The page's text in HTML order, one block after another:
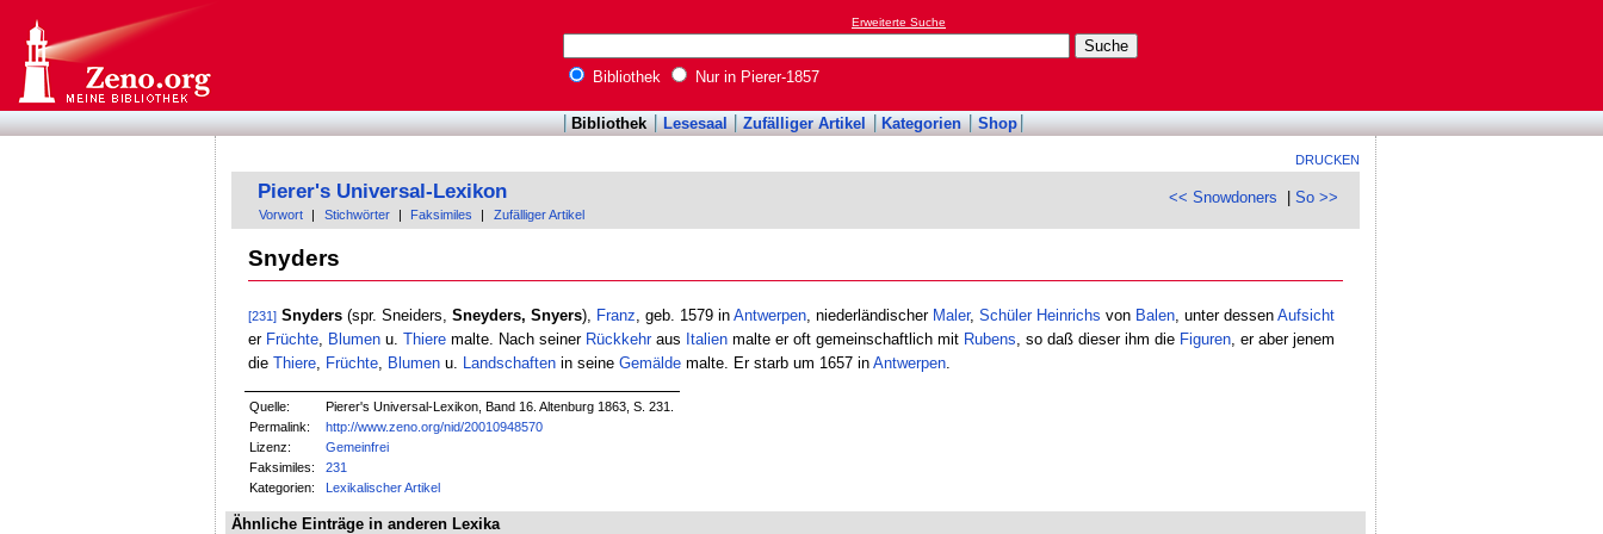
Erweiterte Suche
Bibliothek Nur in Pierer-1857
Bibliothek Lesesaal Zufälliger Artikel Kategorien Shop
DRUCKEN
<< Snowdoners |So >>
Pierer's Universal-Lexikon
Vorwort Stichwörter Faksimiles Zufälliger Artikel
Snyders
[231] Snyders(spr. Sneiders, Sneyders, Snyers), Franz , geb. 1579 in Antwerpen, niederländischer Maler, Schüler Heinrichs von Balen, unter dessen Aufsicht
er Früchte, Blumenu. Thieremalte. Nach seiner Rückkehraus Italienmalte er oft gemeinschaftlich mit Rubens , so daß dieser ihm die Figuren, er aber jenem
die Thiere, Früchte, Blumenu. Landschaftenin seine Gemäldemalte. Er starb um 1657 in Antwerpen.
Quelle:
Pierer's Universal-Lexikon, Band 16. Altenburg 1863, S. 231.
Permalink:
http://www.zeno.org/nid/20010948570
Lizenz:
Gemeinfrei
Faksimiles:
231
Kategorien:
Lexikalischer Artikel
Ähnliche Einträge in anderen Lexika